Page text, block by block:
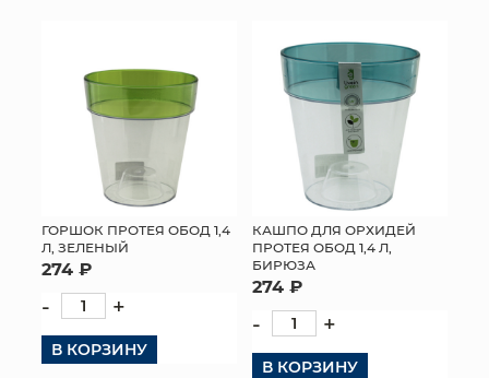
ГОРШОК ПРОТЕЯ ОБОД 1,4
Л, ЗЕЛЕНЫЙ
274 ₽
- +
В КОРЗИНУ
КАШПО ДЛЯ ОРХИДЕЙ
ПРОТЕЯ ОБОД 1,4 Л,
БИРЮЗА
274 ₽
- +
В КОРЗИНУ